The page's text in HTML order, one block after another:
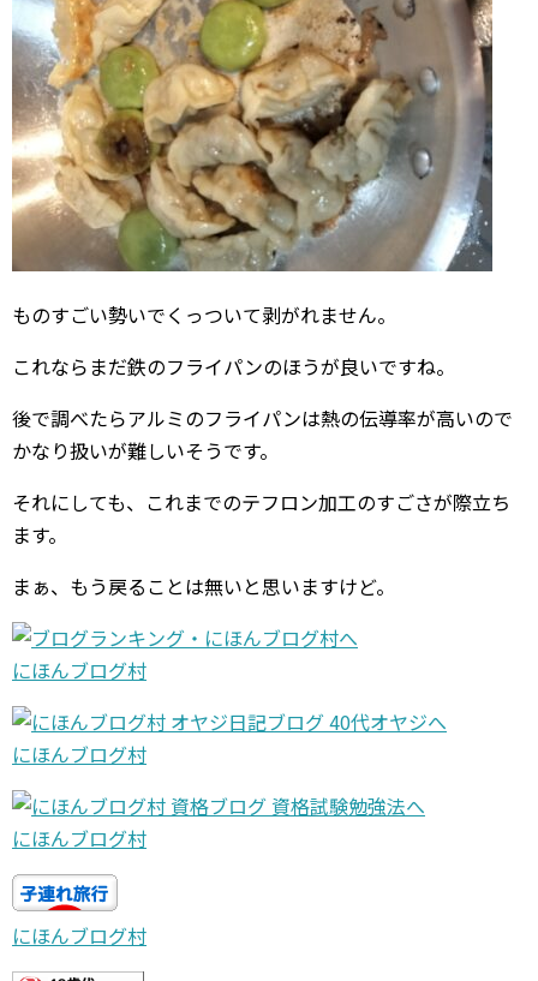
ものすごい勢いでくっついて剥がれません。
これならまだ鉄のフライパンのほうが良いですね。
後で調べたらアルミのフライパンは熱の伝導率が高いので
かなり扱いが難しいそうです。
それにしても、これまでのテフロン加工のすごさが際立ち
ます。
まぁ、もう戻ることは無いと思いますけど。
にほんブログ村
にほんブログ村
にほんブログ村
にほんブログ村